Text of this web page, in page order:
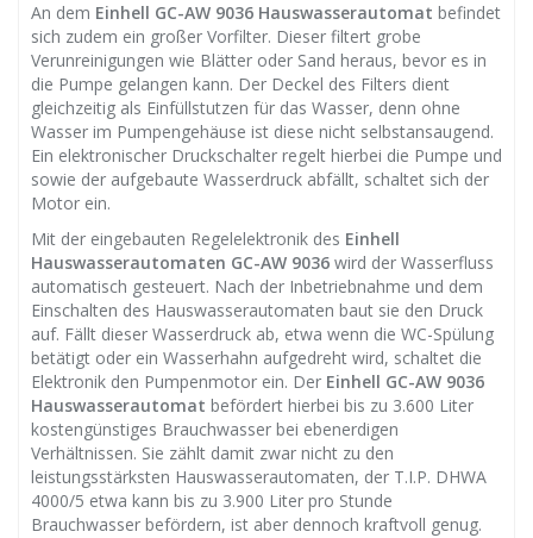
An dem Einhell GC-AW 9036 Hauswasserautomat befindet
sich zudem ein großer Vorfilter. Dieser filtert grobe
Verunreinigungen wie Blätter oder Sand heraus, bevor es in
die Pumpe gelangen kann. Der Deckel des Filters dient
gleichzeitig als Einfüllstutzen für das Wasser, denn ohne
Wasser im Pumpengehäuse ist diese nicht selbstansaugend.
Ein elektronischer Druckschalter regelt hierbei die Pumpe und
sowie der aufgebaute Wasserdruck abfällt, schaltet sich der
Motor ein.
Mit der eingebauten Regelelektronik des Einhell
Hauswasserautomaten GC-AW 9036 wird der Wasserfluss
automatisch gesteuert. Nach der Inbetriebnahme und dem
Einschalten des Hauswasserautomaten baut sie den Druck
auf. Fällt dieser Wasserdruck ab, etwa wenn die WC-Spülung
betätigt oder ein Wasserhahn aufgedreht wird, schaltet die
Elektronik den Pumpenmotor ein. Der Einhell GC-AW 9036
Hauswasserautomat befördert hierbei bis zu 3.600 Liter
kostengünstiges Brauchwasser bei ebenerdigen
Verhältnissen. Sie zählt damit zwar nicht zu den
leistungsstärksten Hauswasserautomaten, der T.I.P. DHWA
4000/5 etwa kann bis zu 3.900 Liter pro Stunde
Brauchwasser befördern, ist aber dennoch kraftvoll genug.